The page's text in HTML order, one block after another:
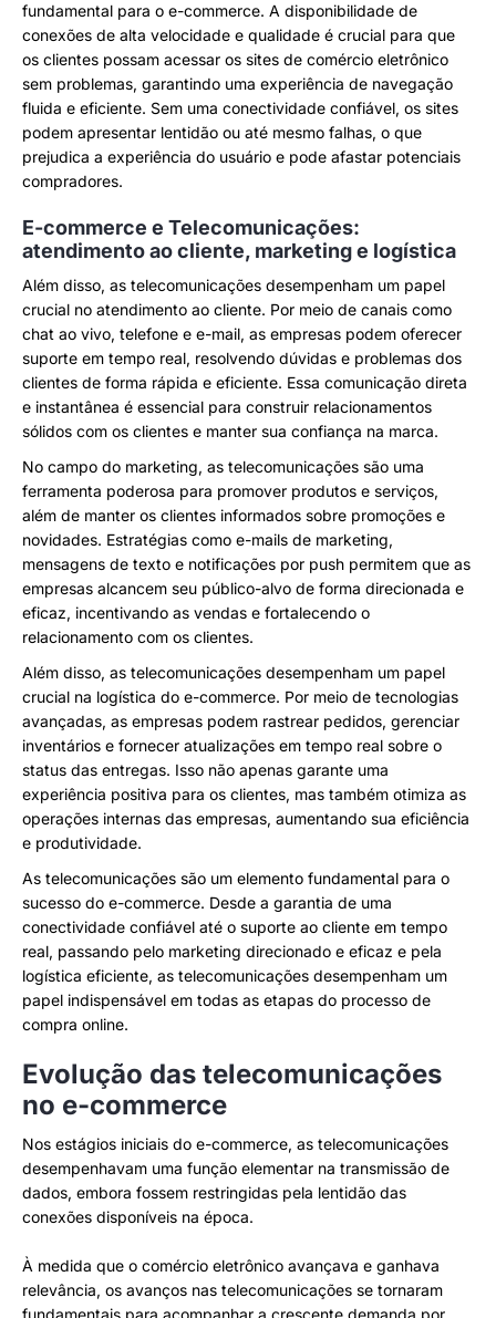
fundamental para o e-commerce. A disponibilidade de
conexões de alta velocidade e qualidade é crucial para que
os clientes possam acessar os sites de comércio eletrônico
sem problemas, garantindo uma experiência de navegação
fluida e eficiente. Sem uma conectividade confiável, os sites
podem apresentar lentidão ou até mesmo falhas, o que
prejudica a experiência do usuário e pode afastar potenciais
compradores.
E-commerce e Telecomunicações:
atendimento ao cliente, marketing e logística
Além disso, as telecomunicações desempenham um papel
crucial no atendimento ao cliente. Por meio de canais como
chat ao vivo, telefone e e-mail, as empresas podem oferecer
suporte em tempo real, resolvendo dúvidas e problemas dos
clientes de forma rápida e eficiente. Essa comunicação direta
e instantânea é essencial para construir relacionamentos
sólidos com os clientes e manter sua confiança na marca.
No campo do marketing, as telecomunicações são uma
ferramenta poderosa para promover produtos e serviços,
além de manter os clientes informados sobre promoções e
novidades. Estratégias como e-mails de marketing,
mensagens de texto e notificações por push permitem que as
empresas alcancem seu público-alvo de forma direcionada e
eficaz, incentivando as vendas e fortalecendo o
relacionamento com os clientes.
Além disso, as telecomunicações desempenham um papel
crucial na logística do e-commerce. Por meio de tecnologias
avançadas, as empresas podem rastrear pedidos, gerenciar
inventários e fornecer atualizações em tempo real sobre o
status das entregas. Isso não apenas garante uma
experiência positiva para os clientes, mas também otimiza as
operações internas das empresas, aumentando sua eficiência
e produtividade.
As telecomunicações são um elemento fundamental para o
sucesso do e-commerce. Desde a garantia de uma
conectividade confiável até o suporte ao cliente em tempo
real, passando pelo marketing direcionado e eficaz e pela
logística eficiente, as telecomunicações desempenham um
papel indispensável em todas as etapas do processo de
compra online.
Evolução das telecomunicações
no e-commerce
Nos estágios iniciais do e-commerce, as telecomunicações
desempenhavam uma função elementar na transmissão de
dados, embora fossem restringidas pela lentidão das
conexões disponíveis na época.
À medida que o comércio eletrônico avançava e ganhava
relevância, os avanços nas telecomunicações se tornaram
fundamentais para acompanhar a crescente demanda por